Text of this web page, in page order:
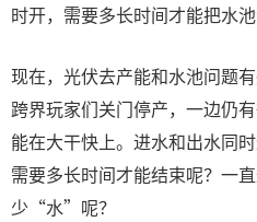
时开，需要多长时间才能把水池
现在，光伏去产能和水池问题
跨界玩家们关门停产，一边仍
能在大干快上。进水和出水同
需要多长时间才能结束呢？一
少“水”呢？